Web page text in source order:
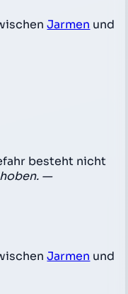
Jarmen und
besteht nicht
—
Jarmen und